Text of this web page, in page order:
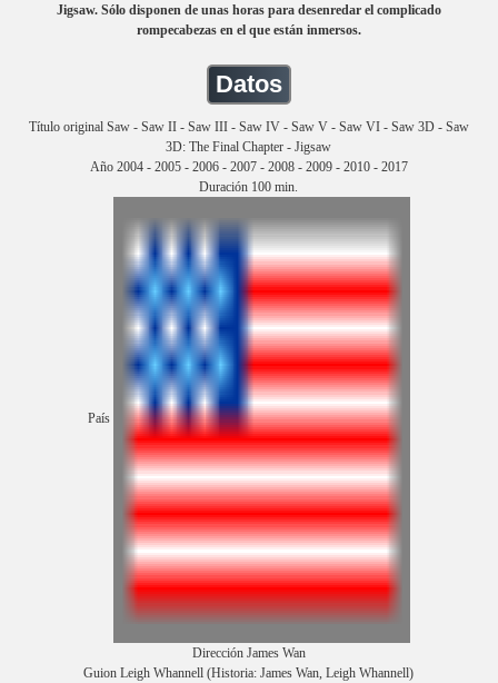
Jigsaw. Sólo disponen de unas horas para desenredar el complicado
rompecabezas en el que están inmersos.
Datos
Título original Saw - Saw II - Saw III - Saw IV - Saw V - Saw VI - Saw 3D - Saw
3D: The Final Chapter - Jigsaw
Año 2004 - 2005 - 2006 - 2007 - 2008 - 2009 - 2010 - 2017
Duración 100 min.
País
Dirección James Wan
Guion Leigh Whannell (Historia: James Wan, Leigh Whannell)